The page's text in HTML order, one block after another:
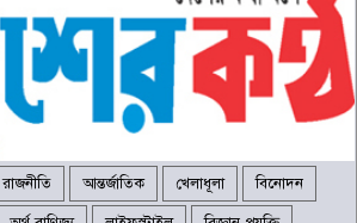
সাকিবের দেশে ফিরে জাতীয় দলের
হয়ে খেলার কোনো সুযোগ নেই: ক্রীড়া
প্রধানমন্ত্রী
রাজনীতি আন্তর্জাতিক খেলাধূলা বিনোদন